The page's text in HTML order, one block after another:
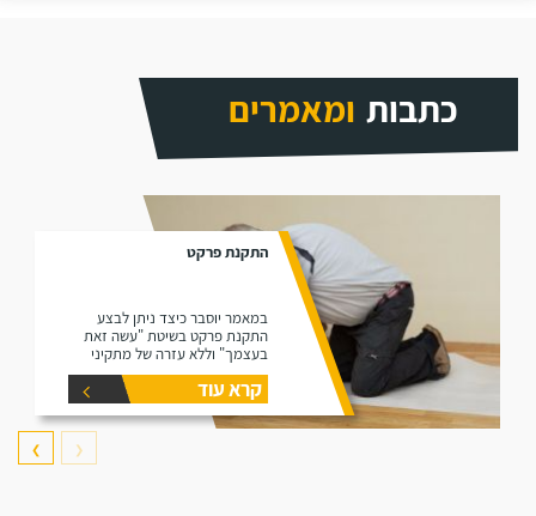
כתבות ומאמרים
התקנת פרקט
במאמר יוסבר כיצד ניתן לבצע
התקנת פרקט בשיטת "עשה זאת
בעצמך" וללא עזרה של מתקיני
פרקטים.
קרא עוד
❮
❯